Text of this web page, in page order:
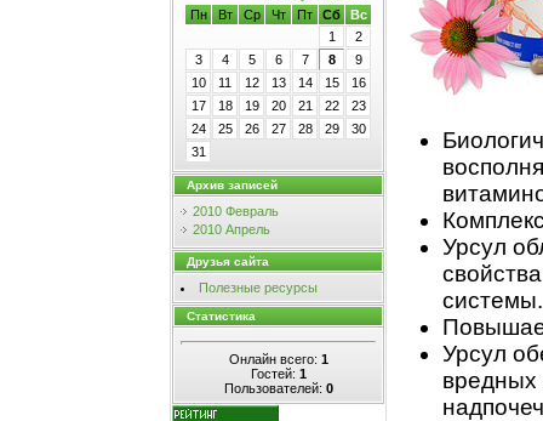
Пн
Вт Ср Чт Пт Сб
Вс
1
2
3
4 5 6 7 8
9
10
11 12 13 14 15
16
17
18 19 20 21 22
23
24
25 26 27 28 29
30
31
Архив записей
2010 Февраль
2010 Апрель
Друзья сайта
Полезные ресурсы
Статистика
Онлайн всего: 1
Гостей: 1
Пользователей: 0
Урсул
системы.
Урсул
вредных